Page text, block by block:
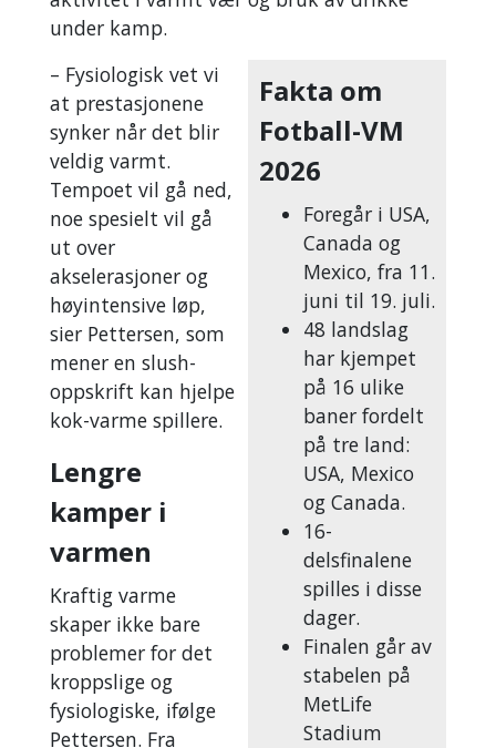
under kamp.
Fakta om
Fotball-VM
2026
Foregår i USA,
Canada og
Mexico, fra 11.
juni til 19. juli.
48 landslag
har kjempet
på 16 ulike
baner fordelt
på tre land:
USA, Mexico
og Canada.
16-
delsfinalene
spilles i disse
dager.
Finalen går av
stabelen på
MetLife
Stadium
– Fysiologisk vet vi
at prestasjonene
synker når det blir
veldig varmt.
Tempoet vil gå ned,
noe spesielt vil gå
ut over
akselerasjoner og
høyintensive løp,
sier Pettersen, som
mener en slush-
oppskrift kan hjelpe
kok-varme spillere.
Lengre
kamper i
varmen
Kraftig varme
skaper ikke bare
problemer for det
kroppslige og
fysiologiske, ifølge
Pettersen. Fra